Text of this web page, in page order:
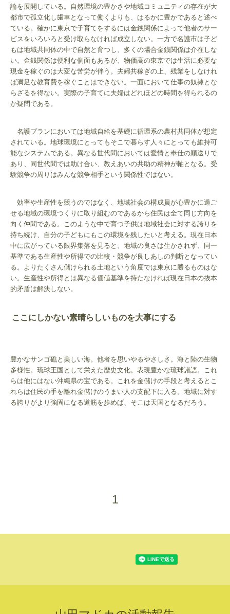
論を展開している。自然環境の豊かさや地域コミュニティの存在が大
都市で孤立化し歯車となって働くよりも、はるかに豊かであると述べ
ている。確かに東京で子育てをするには金銭関係によって他者のサー
ビスをいろいろと受け取らなければ成立しない。一方で名護市は子ど
もは地域共同体の中で自然と育つし、多くの場合金銭関係は介在しな
い。金銭関係は便利な側面もあるが、物価高の東京では生活に必要な
現金を稼ぐのは大変な苦労が伴う。夫婦共稼ぎの上、残業をしなけれ
ば満足な教育費を稼ぐことはできない。一面において仕事の奴隷とな
らざるを得ない。実際の子育てに夫婦はどれほどの時間を得られるの
か疑問である。
名護プランにおいては地域自給を基礎に循環系の農村共同体が想定
されている。地球環境にとってもそこで暮らす人々にとっても維持可
能なシステムである。異なる世代間においては愛情と奉仕の順送りで
あり、同世代間では助け合い、教えあいの共助の精神が軸となる。受
験競争の周りはみんな競争相手という関係性ではない。
効率や生産性を競うのではなく、地域社会の構成員が心豊かに過ご
せる地域の環境つくりに取り組むのであるから住民は全て同じ方向を
向く仲間である。このような中で育つ子供は地域社会に対する誇りを
持ち続け、自分の子どもにもこの環境を残したいと考える。現在日本
中に広がっている限界集落を見ると、地域の良さは生かされず、同一
基準である生産性や所得での比較・競争が良しあしの判断となってい
る。よりたくさん儲けられる土地という角度では東京に勝るものはな
い。生産性や所得とは異なる価値基準を持たなければ現在日本の抜本
的矛盾は解決しない。
ここにしかない素晴らしいものを大事にする
豊かなサンゴ礁と美しい海。他者を思いやるやさしさ。海と陸の生物
多様性。琉球王国として栄えた歴史文化。表現豊かな琉球諸語。これ
らは他にはない沖縄県の宝である。これを金儲けの手段と考えるとこ
れらは住民の手を離れ金儲けのうまい人の支配下に入る。地域に対す
る誇りがより強固になる道筋を歩めば、そこは天国となるだろう。
1